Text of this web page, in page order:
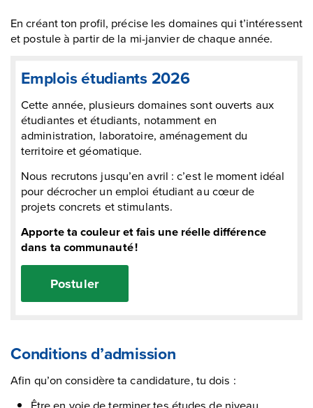
En créant ton profil, précise les domaines qui t’intéressent
et postule à partir de la mi-janvier de chaque année.
Emplois étudiants 2026
Cette année, plusieurs domaines sont ouverts aux
étudiantes et étudiants, notamment en
administration, laboratoire, aménagement du
territoire et géomatique.
Nous recrutons jusqu’en avril : c’est le moment idéal
pour décrocher un emploi étudiant au cœur de
projets concrets et stimulants.
Apporte ta couleur et fais une réelle différence
dans ta communauté !
Postuler
Conditions d’admission
Afin qu’on considère ta candidature, tu dois :